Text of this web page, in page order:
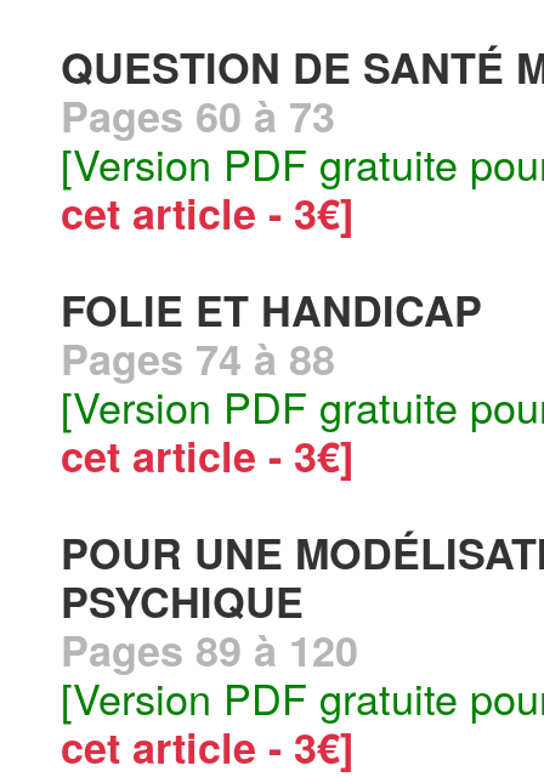
QUESTION DE SANTÉ
Pages 60 à 73
[Version PDF gratuite
cet article - 3€]
FOLIE ET HANDICAP
Pages 74 à 88
[Version PDF gratuite
cet article - 3€]
POUR UNE
PSYCHIQUE
Pages 89 à 120
[Version PDF gratuite
cet article - 3€]